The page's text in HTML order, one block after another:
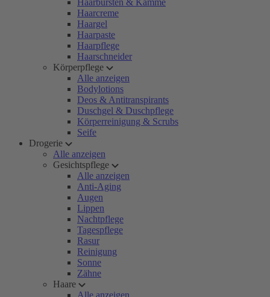
Haarbürsten & Kämme
Haarcreme
Haargel
Haarpaste
Haarpflege
Haarschneider
Körperpflege
Alle anzeigen
Bodylotions
Deos & Antitranspirants
Duschgel & Duschpflege
Körperreinigung & Scrubs
Seife
Drogerie
Alle anzeigen
Gesichtspflege
Alle anzeigen
Anti-Aging
Augen
Lippen
Nachtpflege
Tagespflege
Rasur
Reinigung
Sonne
Zähne
Haare
Alle anzeigen